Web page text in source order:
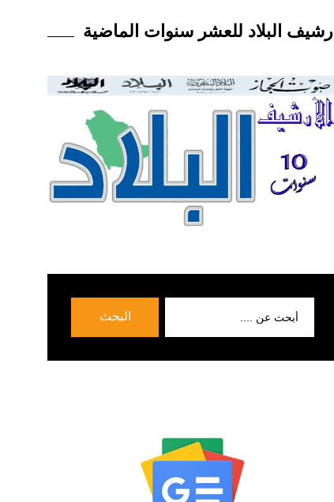
ارشيف البلاد للعشر سنوات الماضية
البحث